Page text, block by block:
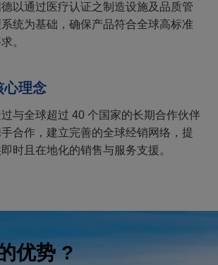
德以通过医疗认证之制造设施及品质管
统为基础，确保产品符合全球高标准
。
心理念
与全球超过 40 个国家的长期合作伙伴
合作，建立完善的全球经销网络，提
时且在地化的销售与服务支援。
优势 ?